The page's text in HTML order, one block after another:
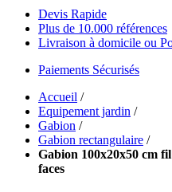
Devis Rapide
Plus de 10.000 références
Livraison à domicile ou
Paiements Sécurisés
Accueil /
Equipement jardin /
Gabion /
Gabion rectangulaire /
Gabion 100x20x50 cm
faces